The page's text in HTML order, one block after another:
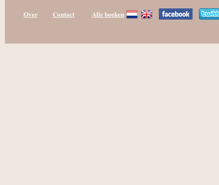
Over Contact Alle boeken